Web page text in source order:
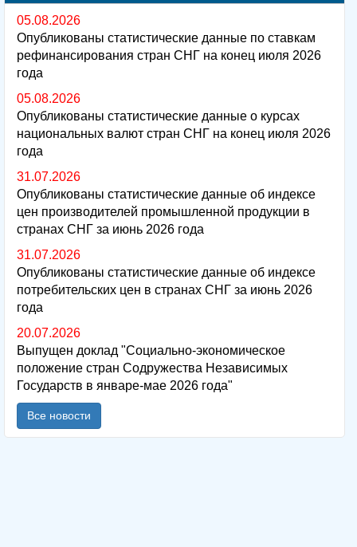
05.08.2026
Опубликованы статистические данные по ставкам
рефинансирования стран СНГ на конец июля 2026
года
05.08.2026
Опубликованы статистические данные о курсах
национальных валют стран СНГ на конец июля 2026
года
31.07.2026
Опубликованы статистические данные об индексе
цен производителей промышленной продукции в
странах СНГ за июнь 2026 года
31.07.2026
Опубликованы статистические данные об индексе
потребительских цен в странах СНГ за июнь 2026
года
20.07.2026
Выпущен доклад "Социально-экономическое
положение стран Содружества Независимых
Государств в январе-мае 2026 года"
Все новости